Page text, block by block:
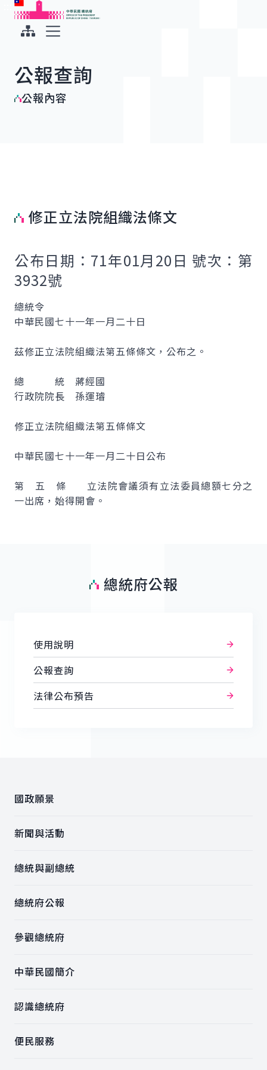
跳到主要內容
中華民國總統府
公報查詢
公報內容
修正立法院組織法條文
公布日期：71年01月20日 號次：第
3932號
總統令
中華民國七十一年一月二十日
茲修正立法院組織法第五條條文，公布之。
總 統 蔣經國
行政院院長 孫運璿
修正立法院組織法第五條條文
中華民國七十一年一月二十日公布
第 五 條 立法院會議須有立法委員總額七分之
一出席，始得開會。
總統府公報
使用說明
公報查詢
法律公布預告
國政願景
新聞與活動
總統與副總統
總統府公報
參觀總統府
中華民國簡介
認識總統府
便民服務